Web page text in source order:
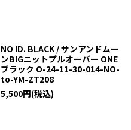
NO ID. BLACK / サンアンドムー
ンBIGニットプルオーバー ONE
ブラック O-24-11-30-014-NO-
to-YM-ZT208
5,500円(税込)